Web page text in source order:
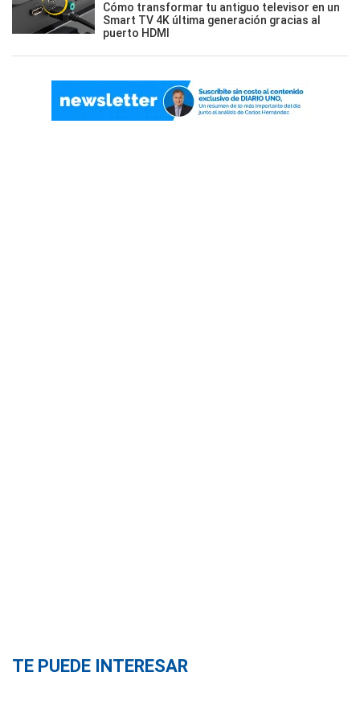
Cómo transformar tu antiguo televisor en un
Smart TV 4K última generación gracias al
puerto HDMI
TE PUEDE INTERESAR